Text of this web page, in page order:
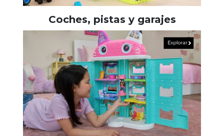
Coches, pistas y garajes